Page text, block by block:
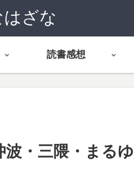
はざな
読書感想
・三隈・まるゆ